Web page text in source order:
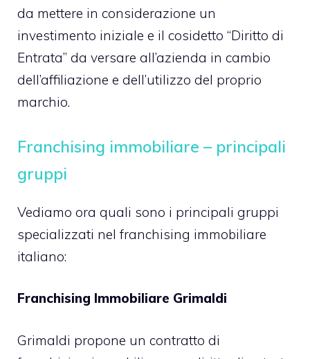
da mettere in considerazione un
investimento iniziale e il cosidetto “Diritto di
Entrata” da versare all’azienda in cambio
dell’affiliazione e dell’utilizzo del proprio
marchio.
Franchising immobiliare – principali
gruppi
Vediamo ora quali sono i principali gruppi
specializzati nel franchising immobiliare
italiano:
Franchising Immobiliare Grimaldi
Grimaldi propone un contratto di